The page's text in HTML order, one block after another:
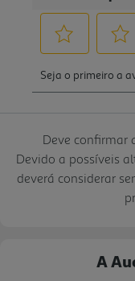
Deve confirmar
Devido a possíveis
deverá considerar
A